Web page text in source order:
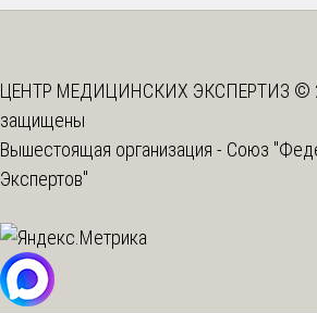
ЦЕНТР МЕДИЦИНСКИХ ЭКСПЕРТИЗ ©
защищены
Вышестоящая организация - Союз
Экспертов"